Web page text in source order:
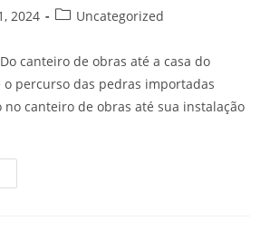
2024 Uncategorized
canteiro de obras até a casa do
percurso das pedras importadas
no canteiro de obras até sua instalação